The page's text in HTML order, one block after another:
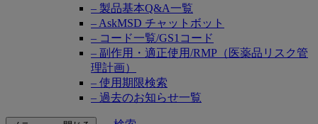
– 製品基本Q&A一覧
– AskMSD チャットボット
– コード一覧/GS1コード
– 副作用・適正使用/RMP（医薬品リスク管
理計画）
– 使用期限検索
– 過去のお知らせ一覧